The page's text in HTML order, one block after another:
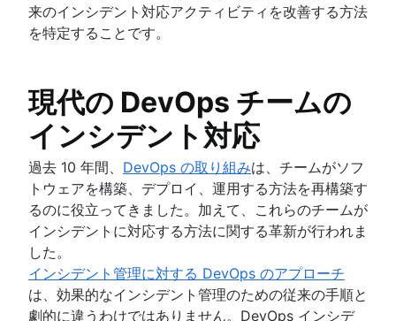
来のインシデント対応アクティビティを改善する方法
を特定することです。
現代の DevOps チームの
インシデント対応
過去 10 年間、 DevOps の取り組みは、チームがソフ
トウェアを構築、デプロイ、運用する方法を再構築す
るのに役立ってきました。加えて、これらのチームが
インシデントに対応する方法に関する革新が行われま
した。
インシデント管理に対する DevOps のアプローチ
は、効果的なインシデント管理のための従来の手順と
劇的に違うわけではありません。DevOps インシデ